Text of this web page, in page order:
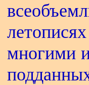
многими